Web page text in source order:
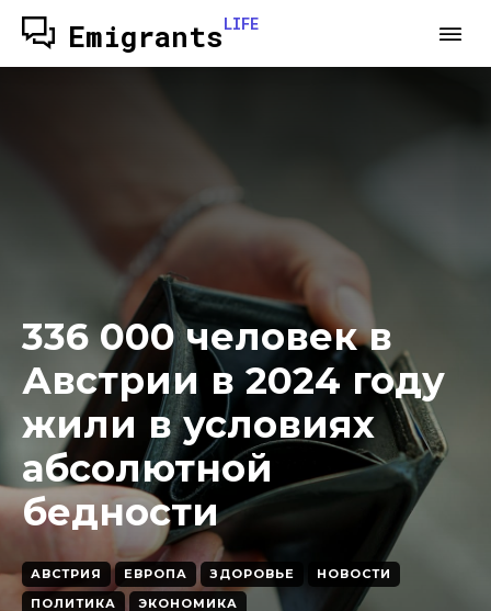
EmigrantsLIFE
336 000 человек в
Австрии в 2024 году
жили в условиях
абсолютной
бедности
АВСТРИЯ ЕВРОПА ЗДОРОВЬЕ
НОВОСТИ
ПОЛИТИКА
ЭКОНОМИКА